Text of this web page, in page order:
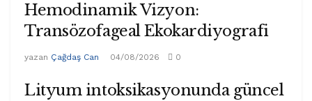
Hemodinamik Vizyon:
Transözofageal Ekokardiyografi
yazan Çağdaş Can 04/08/2026 0
Lityum intoksikasyonunda güncel